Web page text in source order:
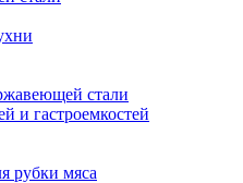
стали
и гастроемкостей
рубки мяса